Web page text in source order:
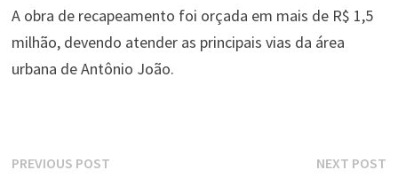
A obra de recapeamento foi orçada em mais de R$ 1,5
milhão, devendo atender as principais vias da área
urbana de Antônio João.
Navegação
PREVIOUS POSTPrevious
NEXT POST